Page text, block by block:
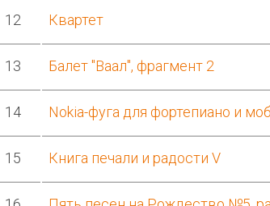
12 Квартет
13 Балет "Ваал", фрагмент 2
14 Nokia-фуга для фортепиано и
15 Книга печали и радости V